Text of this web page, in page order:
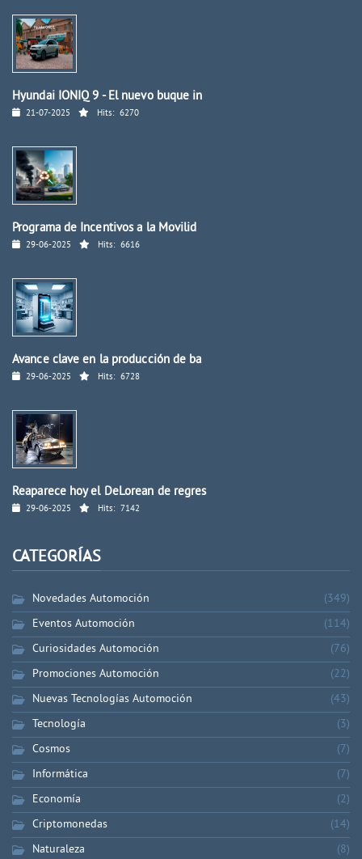
Hyundai IONIQ 9 - El nuevo buque in
21-07-2025 Hits: 6270
Programa de Incentivos a la Movilid
29-06-2025 Hits: 6616
Avance clave en la producción de ba
29-06-2025 Hits: 6728
Reaparece hoy el DeLorean de regres
29-06-2025 Hits: 7142
CATEGORÍAS
Novedades Automoción
(349)
Eventos Automoción
(114)
Curiosidades Automoción
(76)
Promociones Automoción
(22)
Nuevas Tecnologías Automoción
(43)
Tecnología
(3)
Cosmos
(7)
Informática
(7)
Economía
(2)
Criptomonedas
(14)
Naturaleza
(8)